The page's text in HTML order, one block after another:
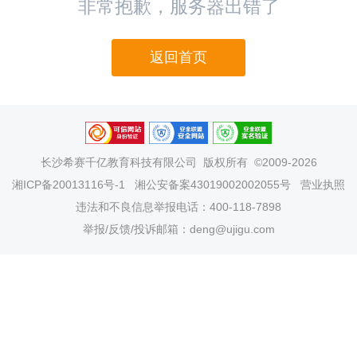
非常抱歉，服务器出错了
返回首页
长沙希赛千亿教育科技有限公司
版权所有 ©2009-2026
湘ICP备20013116号-1
湘公安备案43019002002055号
营业执照
违法和不良信息举报电话：400-118-7898
举报/反馈/投诉邮箱：deng@ujigu.com